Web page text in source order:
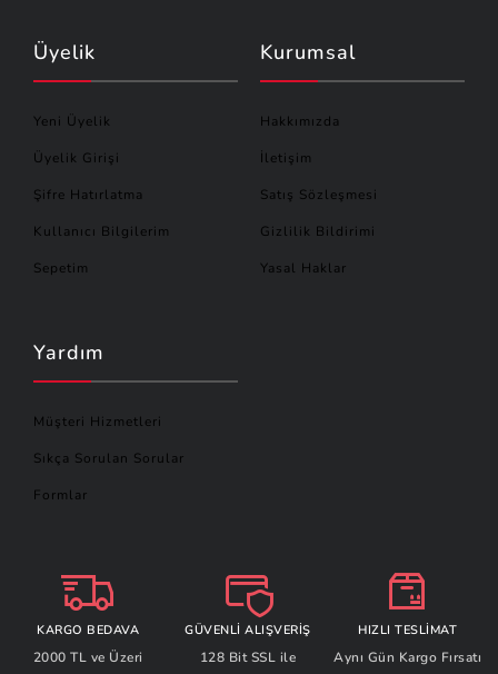
Üyelik
Yeni Üyelik
Üyelik Girişi
Şifre Hatırlatma
Kullanıcı Bilgilerim
Sepetim
Kurumsal
Hakkımızda
İletişim
Satış Sözleşmesi
Gizlilik Bildirimi
Yasal Haklar
Yardım
Müşteri Hizmetleri
Sıkça Sorulan Sorular
Formlar
KARGO BEDAVA
2000 TL ve Üzeri
GÜVENLİ ALIŞVERİŞ
128 Bit SSL ile
HIZLI TESLİMAT
Aynı Gün Kargo Fırsatı